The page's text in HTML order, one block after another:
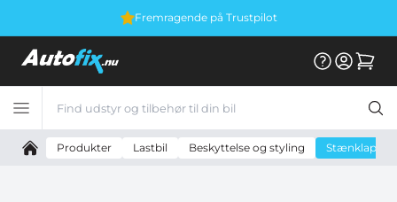
Fremragende på Trustpilot
Produkter Lastbil Beskyttelse og styling Stænklapper